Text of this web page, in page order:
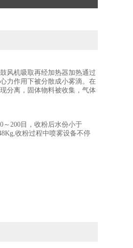
风机吸取再经加热器加热通过
力作用下被分散成小雾滴。在
分离，固体物料被收集，气体
～ 200 目，收粉后水份小于
收粉过程中喷雾设备不停